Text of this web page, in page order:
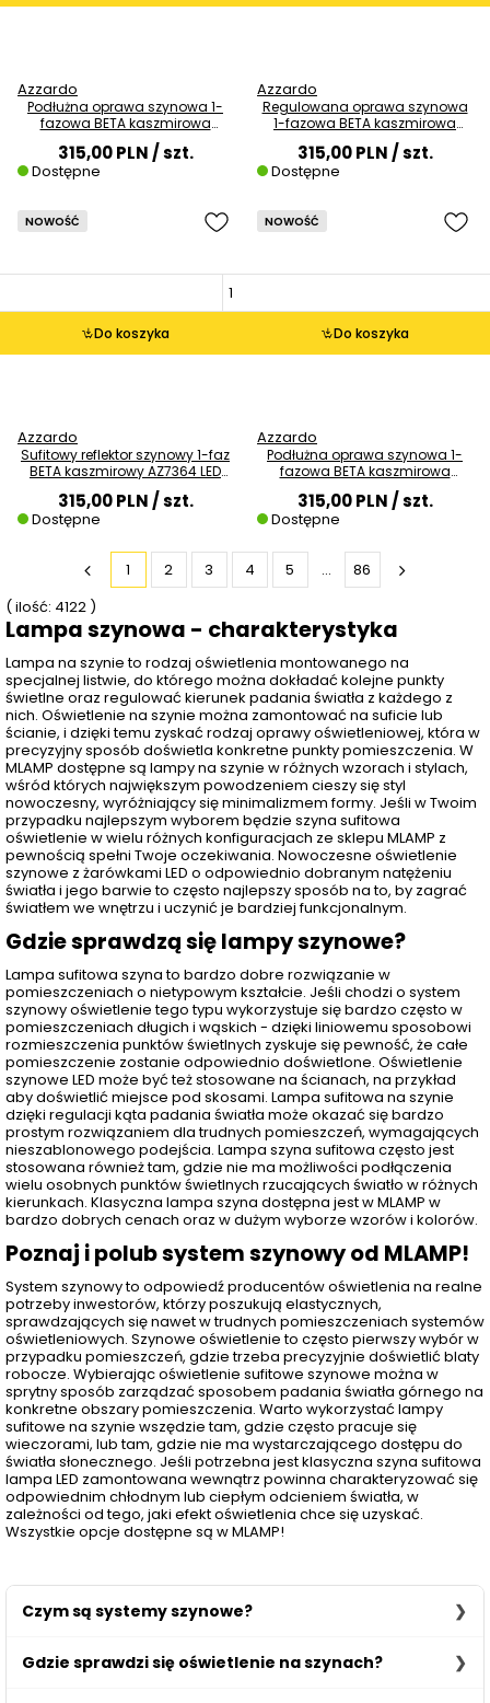
Azzardo
Podłużna oprawa szynowa 1-
fazowa BETA kaszmirowa
AZ7351 LED 27W 3000K belka
315,00 PLN/ szt.
Dostępne
Azzardo
Regulowana oprawa szynowa
1-fazowa BETA kaszmirowa
AZ7363 1xLED 20W 3000K
315,00 PLN/ szt.
Dostępne
Do koszyka
NOWOŚĆ
Azzardo
Sufitowy reflektor szynowy 1-faz
BETA kaszmirowy AZ7364 LED
20W 4000K tuba
315,00 PLN/ szt.
Dostępne
Do koszyka
NOWOŚĆ
Azzardo
Podłużna oprawa szynowa 1-
fazowa BETA kaszmirowa
AZ7372 LED 27W 4000K
315,00 PLN/ szt.
Dostępne
1 2 3 4 5 ...
86
( ilość: 4122 )
Lampa szynowa - charakterystyka
Lampa na szynie to rodzaj oświetlenia montowanego na
specjalnej listwie, do którego można dokładać kolejne punkty
świetlne oraz regulować kierunek padania światła z każdego z
nich. Oświetlenie na szynie można zamontować na suficie lub
ścianie, i dzięki temu zyskać rodzaj oprawy oświetleniowej, która w
precyzyjny sposób doświetla konkretne punkty pomieszczenia. W
MLAMP dostępne są lampy na szynie w różnych wzorach i stylach,
wśród których największym powodzeniem cieszy się styl
nowoczesny, wyróżniający się minimalizmem formy. Jeśli w Twoim
przypadku najlepszym wyborem będzie szyna sufitowa
oświetlenie w wielu różnych konfiguracjach ze sklepu MLAMP z
pewnością spełni Twoje oczekiwania. Nowoczesne oświetlenie
szynowe z żarówkami LED o odpowiednio dobranym natężeniu
światła i jego barwie to często najlepszy sposób na to, by zagrać
światłem we wnętrzu i uczynić je bardziej funkcjonalnym.
Gdzie sprawdzą się lampy szynowe?
Lampa sufitowa szyna to bardzo dobre rozwiązanie w
pomieszczeniach o nietypowym kształcie. Jeśli chodzi o system
szynowy oświetlenie tego typu wykorzystuje się bardzo często w
pomieszczeniach długich i wąskich - dzięki liniowemu sposobowi
rozmieszczenia punktów świetlnych zyskuje się pewność, że całe
pomieszczenie zostanie odpowiednio doświetlone. Oświetlenie
szynowe LED może być też stosowane na ścianach, na przykład
aby doświetlić miejsce pod skosami. Lampa sufitowa na szynie
dzięki regulacji kąta padania światła może okazać się bardzo
prostym rozwiązaniem dla trudnych pomieszczeń, wymagających
nieszablonowego podejścia. Lampa szyna sufitowa często jest
stosowana również tam, gdzie nie ma możliwości podłączenia
wielu osobnych punktów świetlnych rzucających światło w różnych
kierunkach. Klasyczna lampa szyna dostępna jest w MLAMP w
bardzo dobrych cenach oraz w dużym wyborze wzorów i kolorów.
Poznaj i polub system szynowy od MLAMP!
System szynowy to odpowiedź producentów oświetlenia na realne
potrzeby inwestorów, którzy poszukują elastycznych,
sprawdzających się nawet w trudnych pomieszczeniach systemów
oświetleniowych. Szynowe oświetlenie to często pierwszy wybór w
przypadku pomieszczeń, gdzie trzeba precyzyjnie doświetlić blaty
robocze. Wybierając oświetlenie sufitowe szynowe można w
sprytny sposób zarządzać sposobem padania światła górnego na
konkretne obszary pomieszczenia. Warto wykorzystać lampy
sufitowe na szynie wszędzie tam, gdzie często pracuje się
wieczorami, lub tam, gdzie nie ma wystarczającego dostępu do
światła słonecznego. Jeśli potrzebna jest klasyczna szyna sufitowa
lampa LED zamontowana wewnątrz powinna charakteryzować się
odpowiednim chłodnym lub ciepłym odcieniem światła, w
zależności od tego, jaki efekt oświetlenia chce się uzyskać.
Wszystkie opcje dostępne są w MLAMP!
Czym są systemy szynowe?
wpisują się w ergonomię oraz stylistykę współczesnych
Gdzie sprawdzi się oświetlenie na szynach?